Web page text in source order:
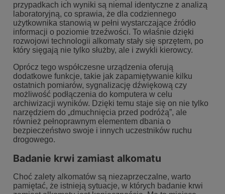
przypadkach ich wyniki są niemal identyczne z analizą
laboratoryjną, co sprawia, że dla codziennego
użytkownika stanowią w pełni wystarczające źródło
informacji o poziomie trzeźwości. To właśnie dzięki
rozwojowi technologii alkomaty stały się sprzętem, po
który sięgają nie tylko służby, ale i zwykli kierowcy.
Oprócz tego współczesne urządzenia oferują
dodatkowe funkcje, takie jak zapamiętywanie kilku
ostatnich pomiarów, sygnalizację dźwiękową czy
możliwość podłączenia do komputera w celu
archiwizacji wyników. Dzięki temu staje się on nie tylko
narzędziem do „dmuchnięcia przed podróżą”, ale
również pełnoprawnym elementem dbania o
bezpieczeństwo swoje i innych uczestników ruchu
drogowego.
Badanie krwi zamiast alkomatu
Choć zalety alkomatów są niezaprzeczalne, warto
pamiętać, że istnieją sytuacje, w których badanie krwi